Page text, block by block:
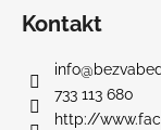
Kontakt
info@
733 113 680
http://